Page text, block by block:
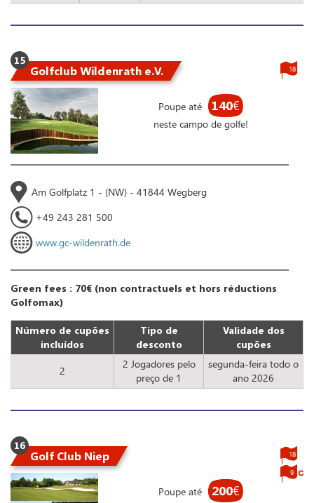
15
Golfclub Wildenrath e.V.
Poupe até 140€
neste campo de golfe!
18
Am Golfplatz 1 - (NW) - 41844 Wegberg
+49 243 281 500
www.gc-wildenrath.de
Green fees : 70€ (non contractuels et hors réductions
Golfomax)
Número de cupões
incluídos
Tipo de
desconto
Validade dos
cupões
2
2 Jogadores pelo
preço de 1
segunda-feira todo o
ano 2026
16
Golf Club Niep
Poupe até 200€
18
9